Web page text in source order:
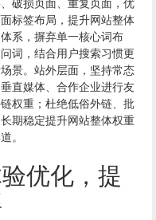
标签布局，提升网站整体
系，摒弃单一核心词布
词，结合用户搜索习惯更
景。站外层面，坚持常态
直媒体、合作企业进行友
权重；杜绝低俗外链、批
期稳定提升网站整体权重
。
优化，提